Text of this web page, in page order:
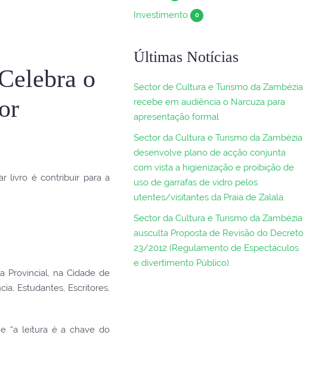
o
livro é contribuir para a
Provincial, na Cidade de
Estudantes, Escritores,
“a leitura é a chave do
Investimento 0
Últimas Notícias
Sector de Cultura e Turismo da Zambézia
recebe em audiência o Narcuza para
apresentação formal
Sector da Cultura e Turismo da Zambézia
desenvolve plano de acção conjunta
com vista a higienização e proibição de
uso de garrafas de vidro pelos
utentes/visitantes da Praia de Zalala.
Sector da Cultura e Turismo da Zambézia
ausculta Proposta de Revisão do Decreto
23/2012 (Regulamento de Espectáculos
e divertimento Público).